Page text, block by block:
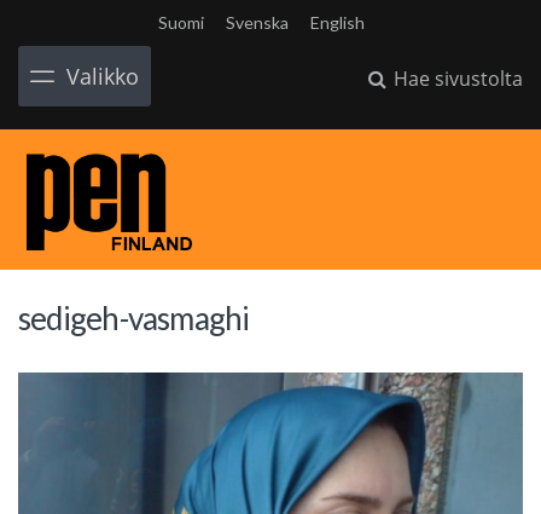
Suomi Svenska English
Valikko Hae sivustolta
sedigeh-vasmaghi